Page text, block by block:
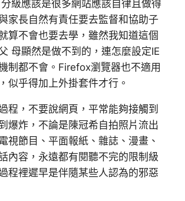
級應該是很多網站應該自律且做得
家長自然有責任要去監督和協助子
算不會也要去學，雖然我知道這個
母顯然是做不到的，連怎麼設定IE
制都不會。Firefox瀏覽器也不適用
似乎得加上外掛套件才行。
程，不要說網頁，平常能夠接觸到
爆炸，不論是陳冠希自拍照片流出
視節目、平面報紙、雜誌、漫畫、
內容，永遠都有閱聽不完的限制級
程裡遲早是伴隨某些人認為的邪惡